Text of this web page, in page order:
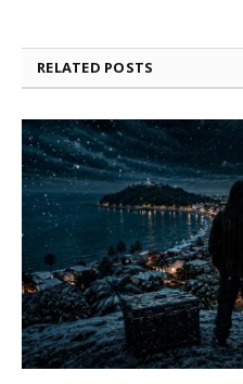
RELATED POSTS